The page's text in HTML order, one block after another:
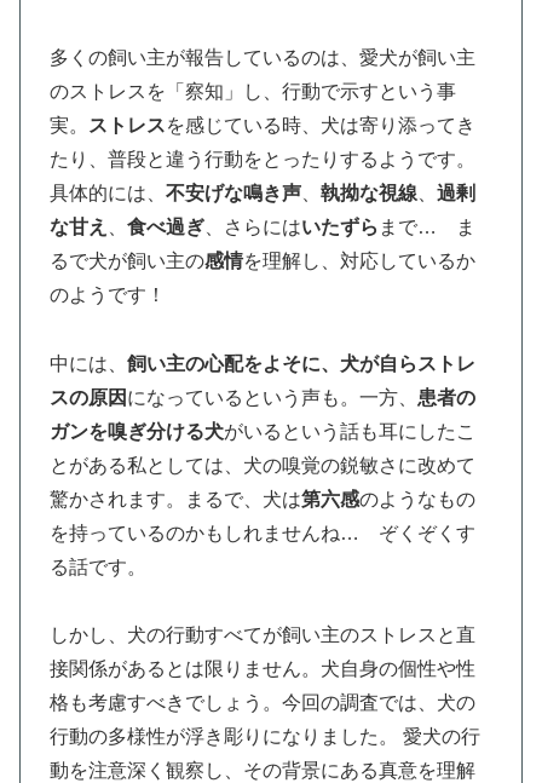
多くの飼い主が報告しているのは、愛犬が飼い主
のストレスを「察知」し、行動で示すという事
実。
ストレスを感じている時、犬は寄り添ってき
たり、普段と違う行動をとったりするようです。
具体的には、 不安げな鳴き声 執拗な視線
過剰
な甘え
食べ過ぎ 、さらにはいたずら まで… ま
るで犬が飼い主の感情を理解し、対応しているか
のようです！
中には、 飼い主の心配をよそに、犬が自らストレ
スの原因 になっているという声も。一方、 患者の
ガンを嗅ぎ分ける犬がいるという話も耳にしたこ
とがある私としては、犬の嗅覚の鋭敏さに改めて
驚かされます。まるで、犬は第六感のようなもの
を持っているのかもしれませんね… ぞくぞくす
る話です。
しかし、犬の行動すべてが飼い主のストレスと直
接関係があるとは限りません。犬自身の個性や性
格も考慮すべきでしょう。今回の調査では、犬の
行動の多様性が浮き彫りになりました。 愛犬の行
動を注意深く観察し、その背景にある真意を理解